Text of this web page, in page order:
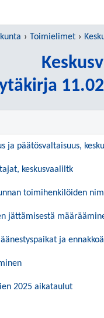
Toimielimet
ja päätösvaltaisuus,
keskusvaaliltk
toimihenkilöiden
jättämisestä
ja
2025 aikataulut